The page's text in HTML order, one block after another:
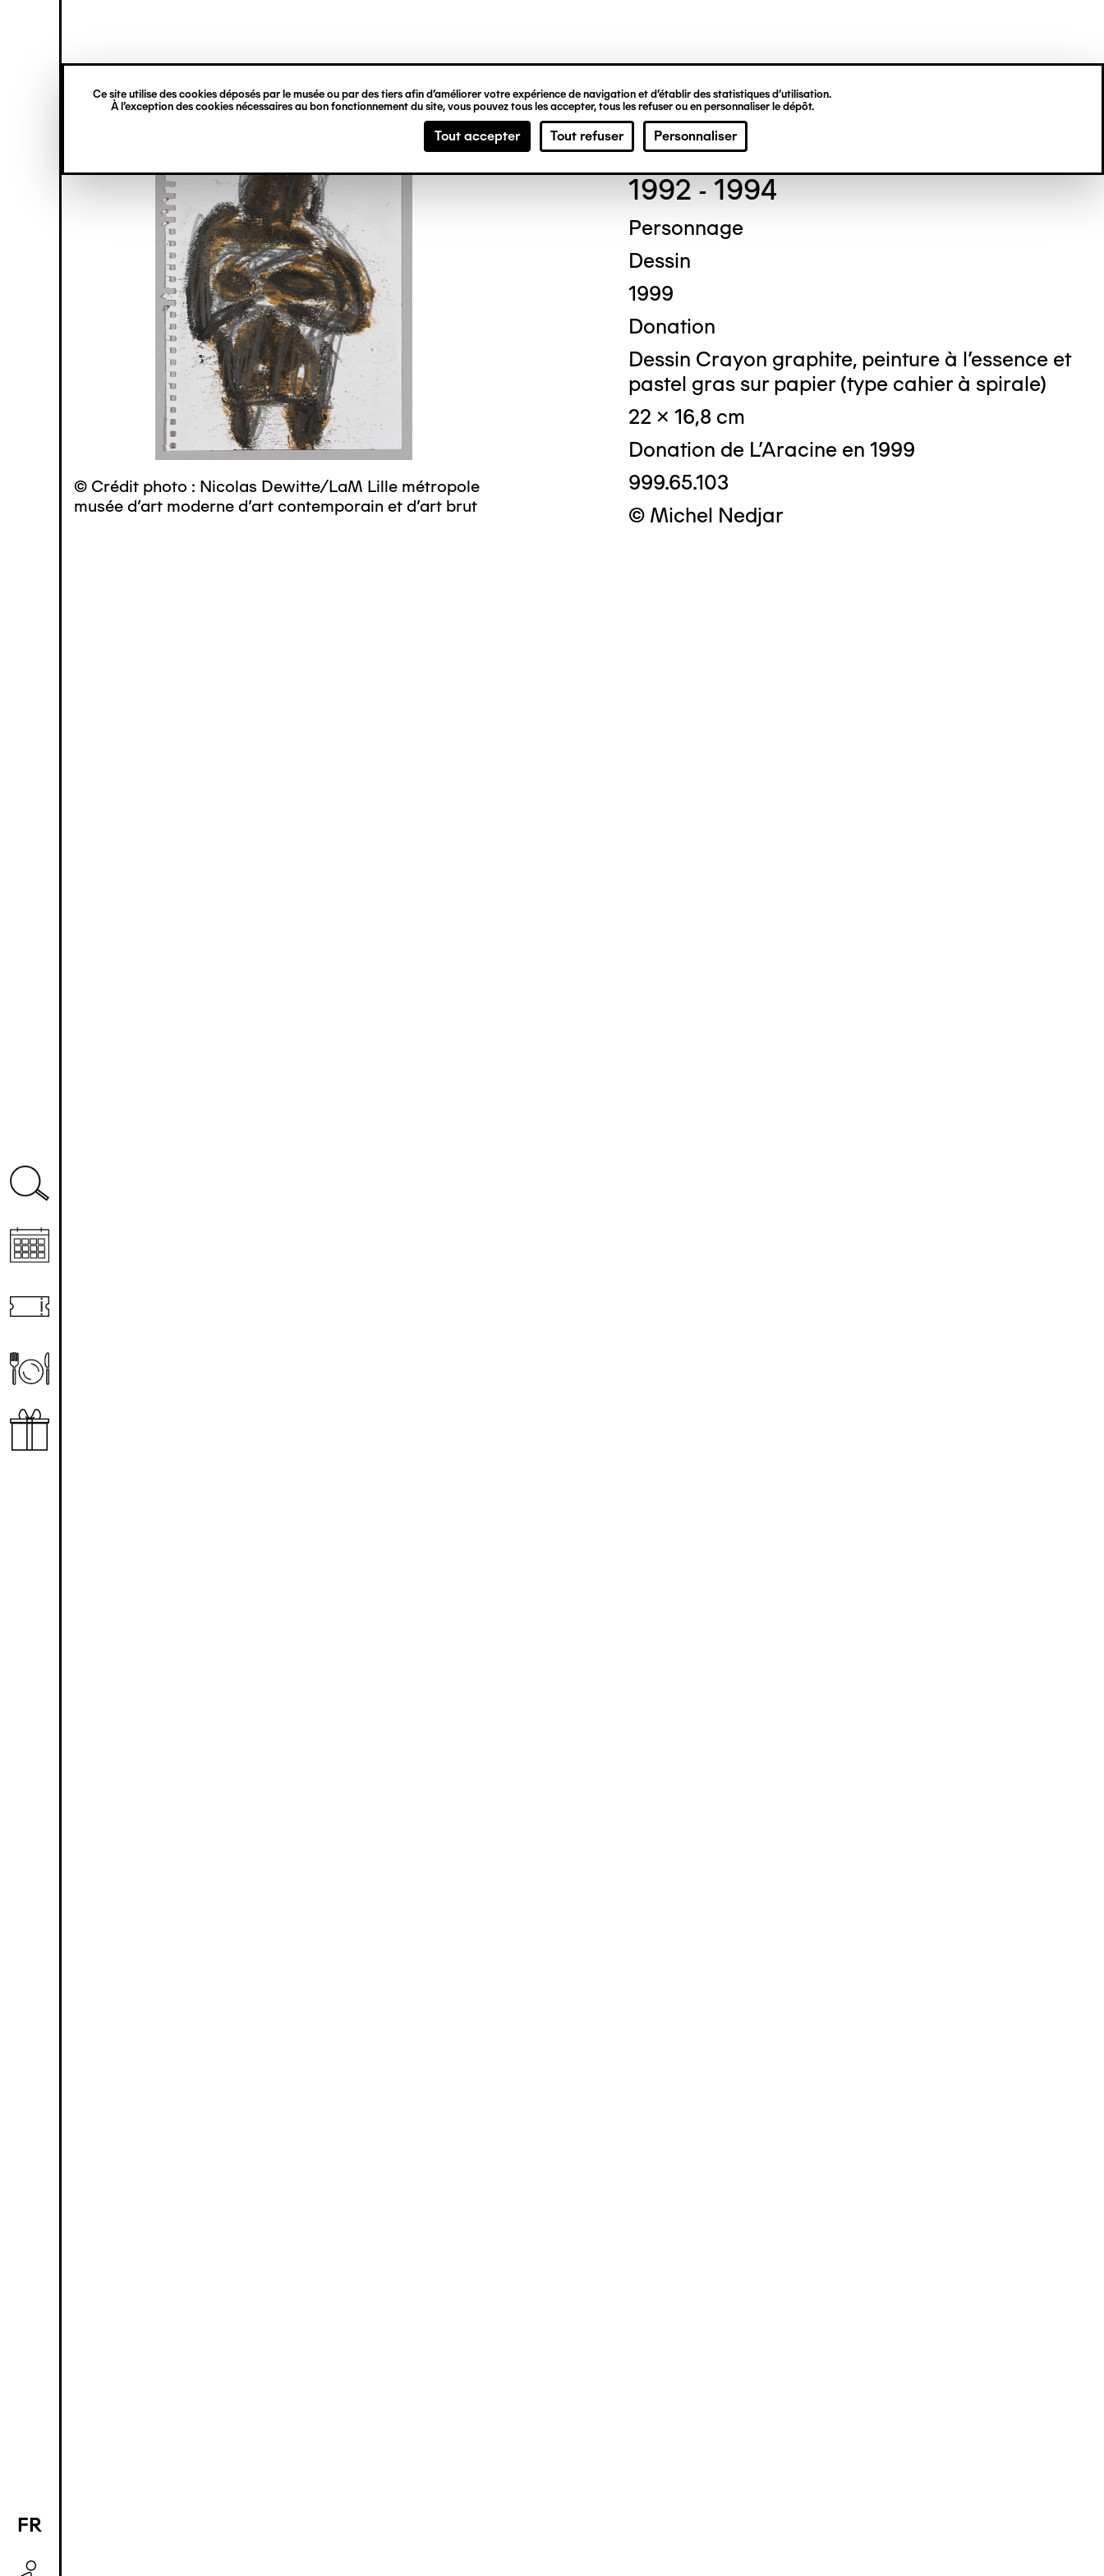
Ce site utilise des cookies déposés par le musée ou par des tiers afin d’améliorer votre expérience de navigation et d’établir des statistiques d’utilisation.
À l’exception des cookies nécessaires au bon fonctionnement du site, vous pouvez tous les accepter, tous les refuser ou en personnaliser le dépôt.
Tout accepter Tout refuser Personnaliser
principal
verticale
FR
EN
© Crédit photo : Nicolas Dewitte/LaM Lille métropole
musée d’art moderne d’art contemporain et d’art brut
Michel NEDJAR
1992 - 1994
Personnage
Dessin
1999
Donation
Dessin Crayon graphite, peinture à l'essence et
pastel gras sur papier (type cahier à spirale)
22 x 16,8 cm
Donation de L'Aracine en 1999
999.65.103
© Michel Nedjar